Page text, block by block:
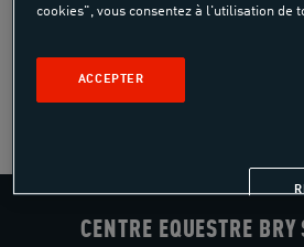
adaptées à tous les publics à partir
CENTRE EQUESTRE
cookies", vous consentez à l'utilisation de
ACCEPTER